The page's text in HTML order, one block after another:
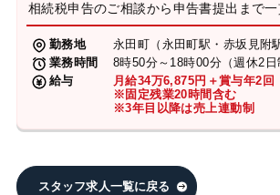
相続税申告のご相談から申告書提出まで
勤務地
永田町（永田町駅・赤坂見附
業務時間
8時50分～18時00分（週休2日
給与
月給34万6,875円＋賞与年2回
※固定残業20時間含む
※3年目以降は売上連動制
スタッフ求人一覧に戻る